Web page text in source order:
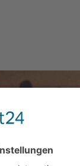
Büro 06359 / 4141